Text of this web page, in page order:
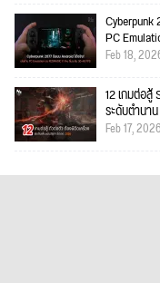
Cyberpunk
PC
Feb 18,
12 เกมต่อ
ระดับตำนา
Feb 17, 2026